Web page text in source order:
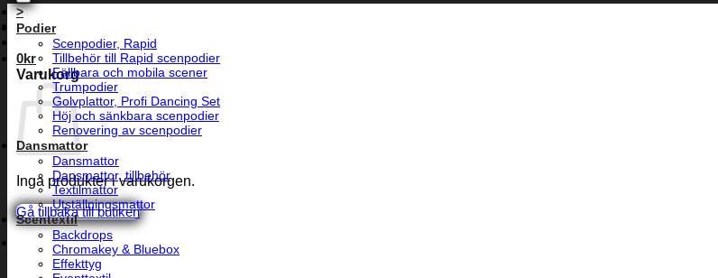
0kr
Varukorg
Inga produkter i varukorgen.
Gå tillbaka till butiken
>
Podier
Scenpodier, Rapid
Tillbehör till Rapid scenpodier
Fällbara och mobila scener
Trumpodier
Golvplattor, Profi Dancing Set
Höj och sänkbara scenpodier
Renovering av scenpodier
Dansmattor
Dansmattor
Dansmattor, tillbehör
Textilmattor
Utställningsmattor
Scentextil
Backdrops
Chromakey & Bluebox
Effekttyg